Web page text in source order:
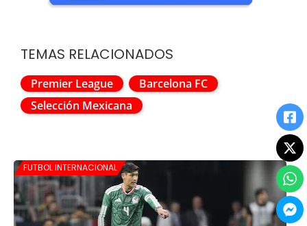
TEMAS RELACIONADOS
Premier League
Barcelona FC
Selección Mexicana
FUTBOL INTERNACIONAL